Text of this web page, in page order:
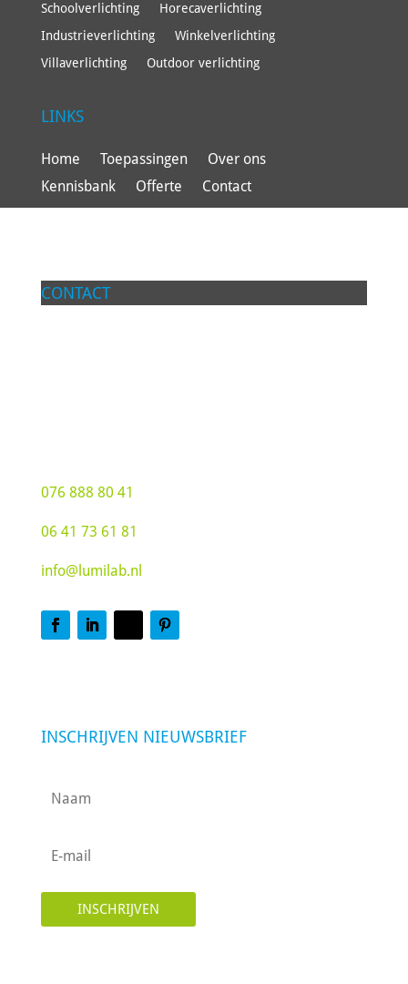
Schoolverlichting
Horecaverlichting
Industrieverlichting
Winkelverlichting
Villaverlichting
Outdoor verlichting
LINKS
Home Toepassingen
Over ons
Kennisbank
Offerte Contact
CONTACT
076 888 80 41
06 41 73 61 81
info@lumilab.nl
INSCHRIJVEN NIEUWSBRIEF
INSCHRIJVEN